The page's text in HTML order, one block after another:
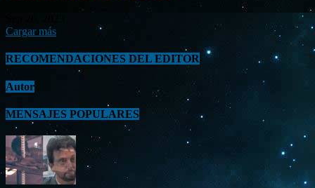
Cargar más
RECOMENDACIONES DEL EDITOR
Autor
MENSAJES POPULARES